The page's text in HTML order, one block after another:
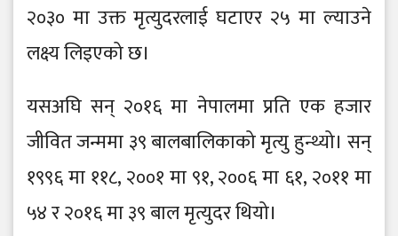
२०३० मा उक्त मृत्युदरलाई घटाएर २५ मा ल्याउने
लक्ष्य लिइएको छ।
यसअघि सन् २०१६ मा नेपालमा प्रति एक हजार
जीवित जन्ममा ३९ बालबालिकाको मृत्यु हुन्थ्यो। सन्
१९९६ मा ११८, २००१ मा ९१, २००६ मा ६१, २०११ मा
५४ र २०१६ मा ३९ बाल मृत्युदर थियो।